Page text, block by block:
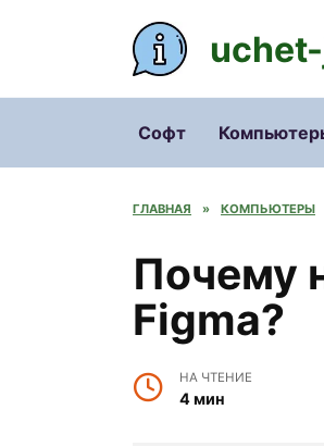
Софт
ГЛАВНАЯ » КОМПЬЮТЕРЫ
Почему
Figma?
НА ЧТЕНИЕ
4 мин